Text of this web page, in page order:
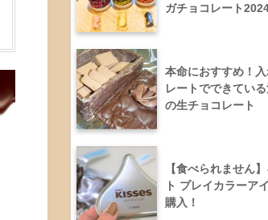
ガチョコレート
本命におすすめ！
レートでできてい
の生チョコレート
【食べられません
ト プレイカラーア
購入！